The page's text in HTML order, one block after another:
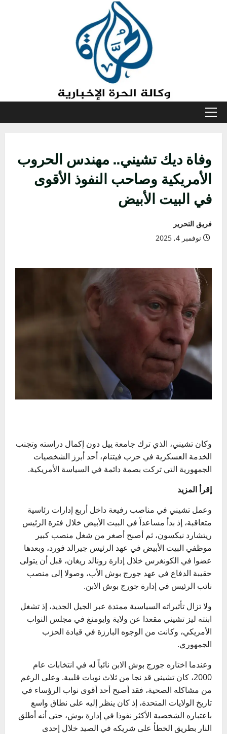
القائمة
وفاة ديك تشيني.. مهندس الحروب
الأمريكية وصاحب النفوذ الأقوى
في البيت الأبيض
فريق التحرير
نوفمبر 4, 2025
وكان تشيني، الذي ترك جامعة ييل دون إكمال دراسته وتجنب
الخدمة العسكرية في حرب فيتنام، أحد أبرز الشخصيات
الجمهورية التي تركت بصمة دائمة في السياسة الأمريكية.
إقرأ المزيد
وعمل تشيني في مناصب رفيعة داخل أربع إدارات رئاسية
متعاقبة، إذ بدأ مساعداً في البيت الأبيض خلال فترة الرئيس
ريتشارد نيكسون، ثم أصبح أصغر من شغل منصب كبير
موظفي البيت الأبيض في عهد الرئيس جيرالد فورد، وبعدها
عضوا في الكونغرس خلال إدارة رونالد ريغان، قبل أن يتولى
حقيبة الدفاع في عهد جورج بوش الأب، وصولا إلى منصب
نائب الرئيس في إدارة جورج بوش الابن.
ولا تزال تأثيراته السياسية ممتدة عبر الجيل الجديد، إذ تشغل
ابنته ليز تشيني مقعدا عن ولاية وايومنغ في مجلس النواب
الأمريكي، وكانت من الوجوه البارزة في قيادة الحزب
الجمهوري.
وعندما اختاره جورج بوش الابن نائباً له في انتخابات عام
2000، كان تشيني قد نجا من ثلاث نوبات قلبية. وعلى الرغم
من مشاكله الصحية، فقد أصبح أحد أقوى نواب الرؤساء في
تاريخ الولايات المتحدة، إذ كان ينظر إليه على نطاق واسع
باعتباره الشخصية الأكثر نفوذا في إدارة بوش، حتى أنه أطلق
النار بطريق الخطأ على شريكه في الصيد خلال إحدى